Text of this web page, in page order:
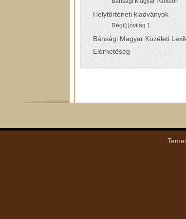
Helytörténeti kiadványok
Régi(j)óvilág 1.
Bánsági Magyar Közéleti
Elérhetőség